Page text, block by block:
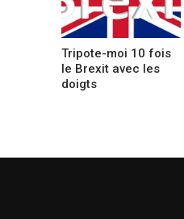
Tripote-moi 10 fois
le Brexit avec les
doigts